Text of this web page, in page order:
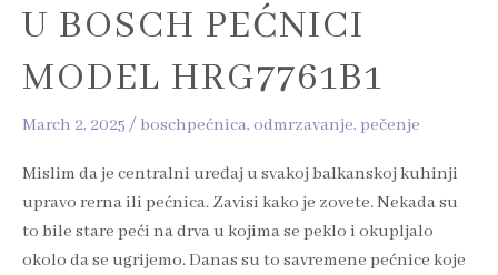
U BOSCH PEĆNICI
MODEL HRG7761B1
March 2, 2025 /boschpećnica, odmrzavanje, pečenje
Mislim da je centralni uređaj u svakoj balkanskoj kuhinji
upravo rerna ili pećnica. Zavisi kako je zovete. Nekada su
to bile stare peći na drva u kojima se peklo i okupljalo
okolo da se ugrijemo. Danas su to savremene pećnice koje